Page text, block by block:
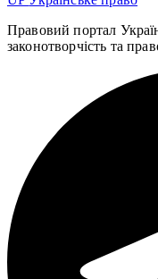
Правовий портал
законотворчість та